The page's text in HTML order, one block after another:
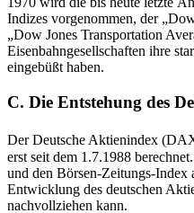
Indizes vorgenommen, der
„Dow Jones Transportation
Eisenbahngesellschaften ihre
eingebüßt haben.
C. Die Entstehung des
Der Deutsche Aktienindex
erst seit dem 1.7.1988
und den Börsen-Zeitungs-Index
Entwicklung des deutschen
nachvollziehen kann.